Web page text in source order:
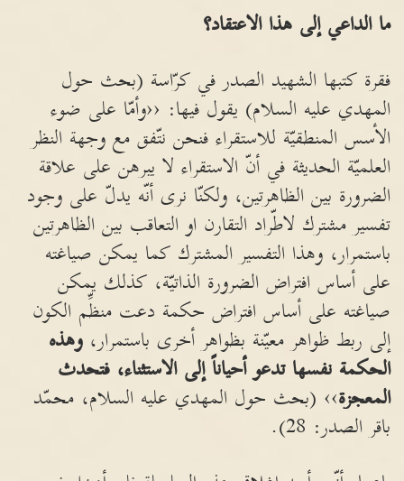
ما الداعي إلى هذا الاعتقاد؟
فقرة كتبها الشهيد الصدر في كرّاسة (بحث حول
المهدي عليه السلام) يقول فيها: ‹‹وأمّا على ضوء
الأسس المنطقيّة للاستقراء فنحن نتّفق مع وجهة النظر
العلميّة الحديثة في أنّ الاستقراء لا يبرهن على علاقة
الضرورة بين الظاهرتين، ولكنّا نرى أنّه يدلّ على وجود
تفسير مشترك لاطّراد التقارن او التعاقب بين الظاهرتين
باستمرار، وهذا التفسير المشترك كما يمكن صياغته
على أساس افتراض الضرورة الذاتيّة، كذلك يمكن
صياغته على أساس افتراض حكمة دعت منظِّم الكون
إلى ربط ظواهر معيّنة بظواهر أخرى باستمرار،وهذه
الحكمة نفسها تدعو أحياناً إلى الاستثناء، فتحدث
المعجزة›› (بحث حول المهدي عليه السلام، محمّد
باقر الصدر: 28).